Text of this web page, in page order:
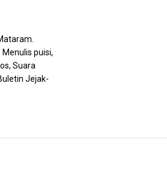
puisi,
Suara
Jejak-